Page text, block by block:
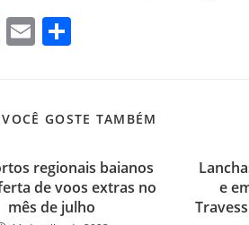
T
er
E
GOSTE TAMBÉM
regionais baianos
de voos extras no
mês de julho
e